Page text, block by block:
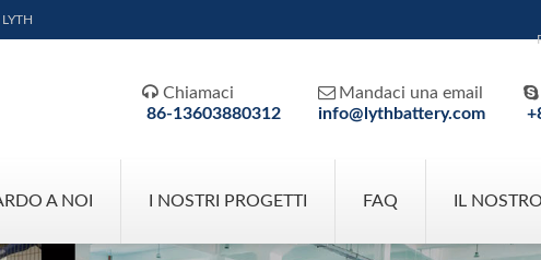
 Chiamaci
86-13603880312
 Mandaci una email
info@lythbattery.com

A NOI I NOSTRI PROGETTI FAQ IL